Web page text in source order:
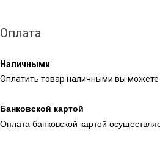
Оплата
Наличными
Оплатить товар наличными вы можете
Банковской картой
Оплата банковской картой